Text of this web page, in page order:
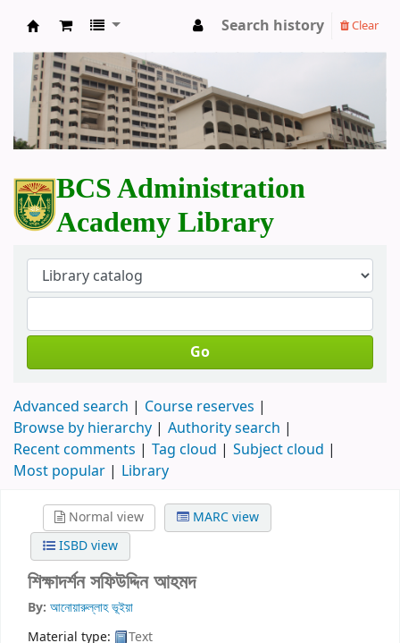
BCS Administration Academy Library
Search history Clear
BCS Administration
Academy Library
Go
Advanced search
Course reserves
Browse by hierarchy
Authority search
Recent comments
Tag cloud
Subject cloud
Most popular
Library
Normal view
MARC view
ISBD view
শিক্ষাদর্শনসফিউদ্দিন আহমদ
By: আনোয়ারুল্লাহ ভূইয়া
Material type:
Text